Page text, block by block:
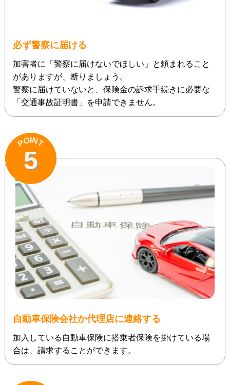
必ず警察に届ける
加害者に「警察に届けないでほしい」と頼まれること
がありますが、断りましょう。
警察に届けていないと、保険金の訴求手続きに必要な
「交通事故証明書」を申請できません。
POINT
5
自動車保険会社か代理店に連絡する
加入している自動車保険に搭乗者保険を掛けている場
合は、請求することができます。